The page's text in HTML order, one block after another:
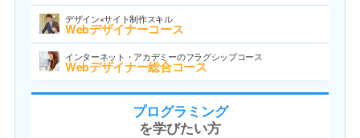
デザイン×サイト制作スキル
Webデザイナーコース
インターネット・アカデミーのフラグシップコース
Webデザイナー総合コース
プログラミング
を学びたい方